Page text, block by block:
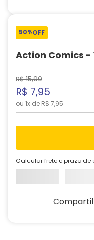
50%OFF
Action Comics -
R$ 15,90
R$ 7,95
ou 1x de R$ 7,95
Calcular frete e prazo de